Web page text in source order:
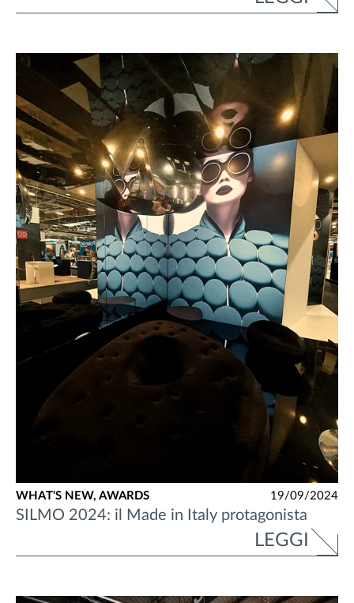
WHAT'S NEW, AWARDS 19/09/2024
SILMO 2024: il Made in Italy protagonista
LEGGI